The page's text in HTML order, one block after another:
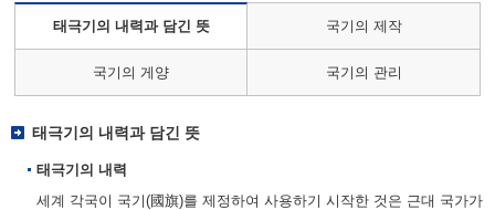
태극기의 내력과 담긴 뜻 국기의 제작
국기의 게양 국기의 관리
태극기의 내력과 담긴 뜻
태극기의 내력
세계 각국이 국기(國旗)를 제정하여 사용하기 시작한 것은 근대 국가가